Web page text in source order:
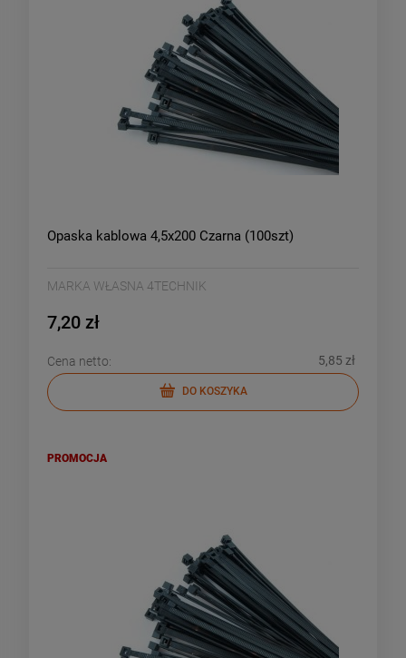
Opaska kablowa 4,5x200 Czarna (100szt)
MARKA WŁASNA 4TECHNIK
7,20 zł
Cena netto: 5,85 zł
DO KOSZYKA
PROMOCJA